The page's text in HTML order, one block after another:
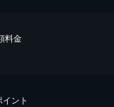
料金
ント